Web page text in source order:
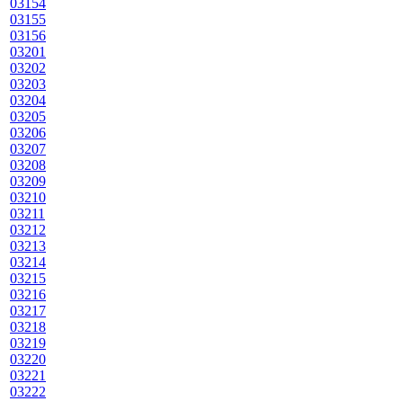
03154
03155
03156
03201
03202
03203
03204
03205
03206
03207
03208
03209
03210
03211
03212
03213
03214
03215
03216
03217
03218
03219
03220
03221
03222